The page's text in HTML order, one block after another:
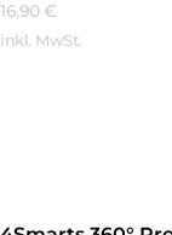
16,90 €
inkl. MwSt.